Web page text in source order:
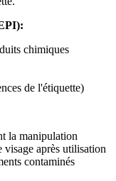
chimiques
de l'étiquette)
la manipulation
visage après utilisation
contaminés